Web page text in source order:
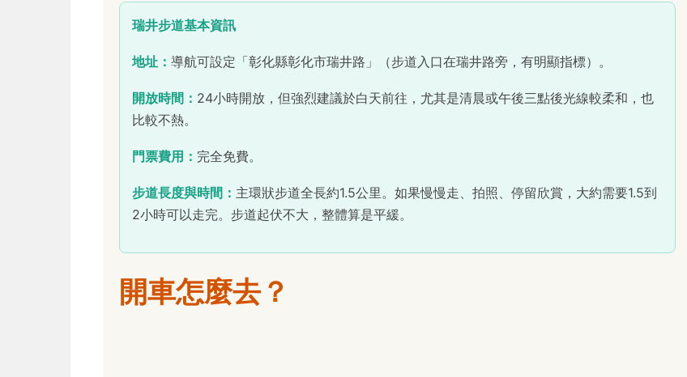
瑞井步道基本資訊
地址： 導航可設定「彰化縣彰化市瑞井路」（步道入口在瑞井路旁，有明顯指標）。
開放時間： 24小時開放，但強烈建議於白天前往，尤其是清晨或午後三點後光線較柔和，也
比較不熱。
門票費用： 完全免費。
步道長度與時間： 主環狀步道全長約1.5公里。如果慢慢走、拍照、停留欣賞，大約需要1.5到
2小時可以走完。步道起伏不大，整體算是平緩。
開車怎麼去？